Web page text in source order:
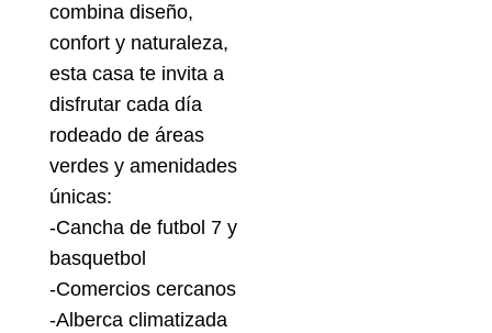
combina diseño,
confort y naturaleza,
esta casa te invita a
disfrutar cada día
rodeado de áreas
verdes y amenidades
únicas:
-Cancha de futbol 7 y
basquetbol
-Comercios cercanos
-Alberca climatizada